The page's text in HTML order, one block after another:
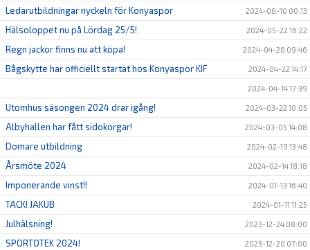
Ledarutbildningar nyckeln för Konyaspor 2024-06-10 00:13
Hälsoloppet nu på Lördag 25/5! 2024-05-22 16:22
Regn jackor finns nu att köpa! 2024-04-26 09:46
Bågskytte har officiellt startat hos Konyaspor KIF 2024-04-22 14:17
2024-04-14 17:39
Utomhus säsongen 2024 drar igång! 2024-03-22 10:05
Albyhallen har fått sidokorgar! 2024-03-05 14:08
Domare utbildning 2024-02-19 13:48
Årsmöte 2024 2024-02-14 18:18
Imponerande vinst!! 2024-01-13 16:40
TACK! JAKUB 2024-01-11 11:25
Julhälsning! 2023-12-24 08:00
SPORTOTEK 2024! 2023-12-20 07:00